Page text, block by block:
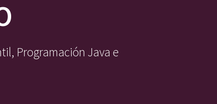
Programación Java e